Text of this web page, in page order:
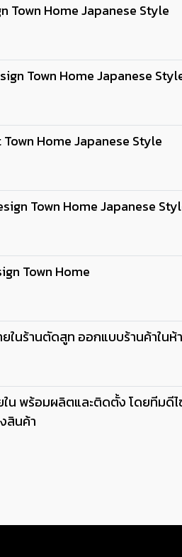
Town Home Japanese Style
Town Home Japanese
Home Japanese Style
Town Home Japanese
Town Home
ในร้านตัดสูท ออกแบบร้านค้าใน
น พร้อมผลิตและติดตั้ง โดยทีมดี
สินค้า